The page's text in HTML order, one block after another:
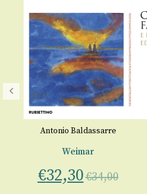
Antonio Baldassarre
Weimar
€32,30€34,00